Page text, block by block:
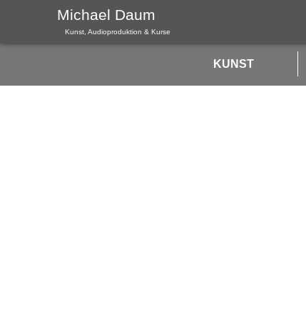
Michael Daum
Kunst, Audioproduktion & Kurse
KUNST